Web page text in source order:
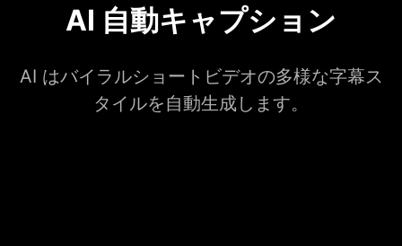
AI 自動キャプション
AI はバイラルショートビデオの多様な字幕ス
タイルを自動生成します。